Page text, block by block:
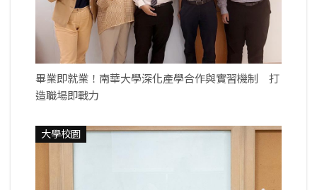
畢業即就業！南華大學深化產學合作與實習機制 打
造職場即戰力
大學校園